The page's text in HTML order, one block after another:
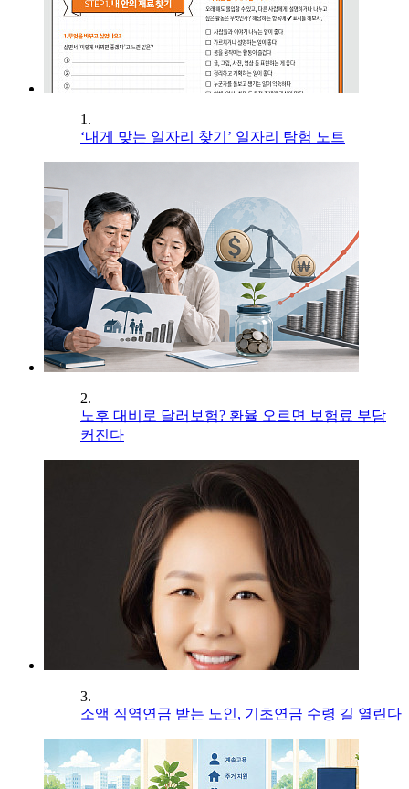
1.
‘내게 맞는 일자리 찾기’ 일자리 탐험 노트
2.
노후 대비로 달러보험? 환율 오르면 보험료 부담
커진다
3.
소액 직역연금 받는 노인, 기초연금 수령 길 열린다